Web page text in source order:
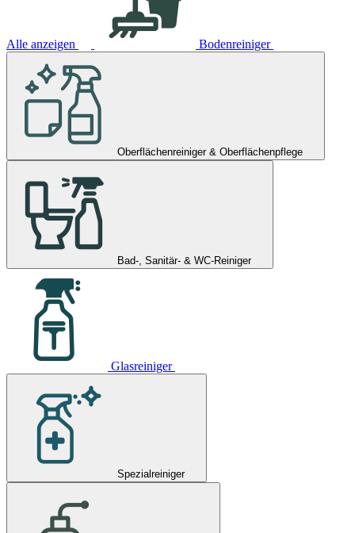
Alle anzeigen Bodenreiniger
Oberflächenreiniger & Oberflächenpflege
Bad-, Sanitär- & WC-Reiniger
Glasreiniger
Spezialreiniger